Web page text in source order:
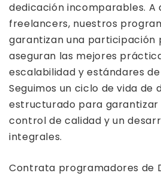
dedicación incomparables. A
freelancers, nuestros
garantizan una participación
aseguran las mejores
escalabilidad y estándares
Seguimos un ciclo de vida de
estructurado para garantizar
control de calidad y un
integrales.
Contrata programadores de